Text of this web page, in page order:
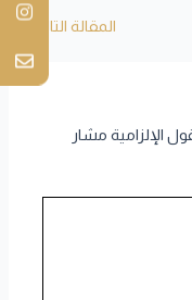
المقالة التالية←
الإلزامية مشار